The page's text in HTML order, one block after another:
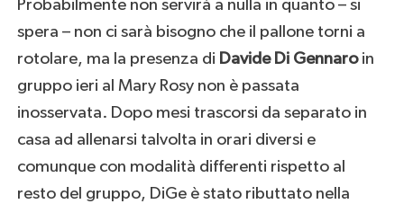
Probabilmente non servirà a nulla in quanto – si
spera – non ci sarà bisogno che il pallone torni a
rotolare, ma la presenza di Davide Di Gennaroin
gruppo ieri al Mary Rosy non è passata
inosservata. Dopo mesi trascorsi da separato in
casa ad allenarsi talvolta in orari diversi e
comunque con modalità differenti rispetto al
resto del gruppo, DiGe è stato ributtato nella